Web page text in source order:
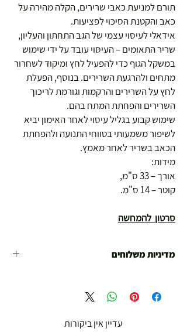
תורם למניעת כאבי שרירים, הקלה מהירה על
כאב והקטנת הסיכוי לפציעות.
אידאלי לעיסוי עצמי של הגב התחתון והעליון,
שריר התאומים – העיסוי עובד על ידי שימוש
במשקל הגוף כדי להפעיל לחץ ומיקוד לשחרור
מתחים ולהרגעת השרירים. בנוסף, הפעלת
לחץ על השרירים והרקמות וגורמת לריכוך
השרירים והפחתת המתח בהם.
שימוש קבוע בגליל עיסוי לאחר האימון יביא
לשיפור משמעותי בטווחי התנועה ולהפחתת
הכאב בשריר לאחר מאמץ.
מידות:
אורך – 33 ס"מ,
קוטר – 14 ס"מ.
סרטון להמחשה
מדיניות משלוחים
עדיין אין ביקורות